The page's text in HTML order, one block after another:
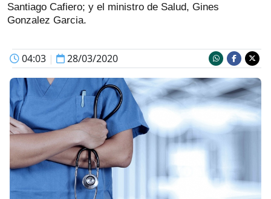
Santiago Cafiero; y el ministro de Salud, Gines
Gonzalez Garcia.
04:03 | 28/03/2020